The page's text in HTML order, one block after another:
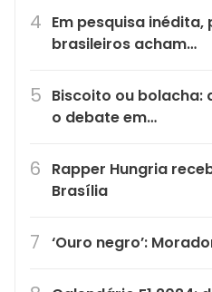
Em pesquisa
brasileiros acham…
Biscoito ou bolacha:
o debate em…
Rapper Hungria
Brasília
‘Ouro negro’: